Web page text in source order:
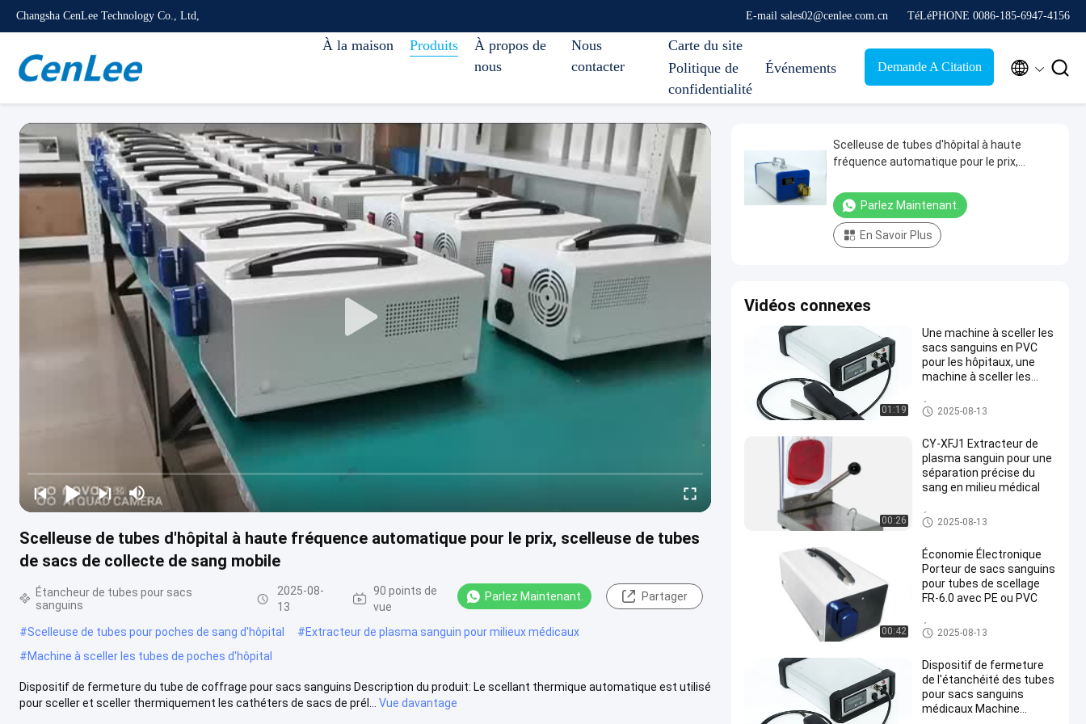
Changsha CenLee Technology Co., Ltd, E-mail sales02@cenlee.com.cn TéLéPHONE 0086-185-6947-4156
À la maison Produits
À propos de
nous
Nous
contacter
Carte du site
Politique de
confidentialité
Événements Demande A Citation  
Scelleuse de tubes d'hôpital à haute fréquence automatique pour le prix, scelleuse de tubes
de sacs de collecte de sang mobile
Étancheur de tubes pour sacs
sanguins
2025-08-
13
90 points de
vue
Parlez Maintenant. Partager
#Scelleuse de tubes pour poches de sang d'hôpital #Extracteur de plasma sanguin pour milieux médicaux
#Machine à sceller les tubes de poches d'hôpital
Dispositif de fermeture du tube de coffrage pour sacs sanguins Description du produit: Le scellant thermique automatique est utilisé
pour sceller et sceller thermiquement les cathéters de sacs de prél...
Vue davantage
Scelleuse de tubes d'hôpital à haute
fréquence automatique pour le prix,
sang mobile
Parlez Maintenant.
En Savoir Plus
Vidéos connexes
01:19
Une machine à sceller les
sacs sanguins en PVC
pour les hôpitaux, une
machine à sceller les
banques de sang
Étancheur de tubes pour sacs
sanguins
2025-08-13
00:26
CY-XFJ1 Extracteur de
plasma sanguin pour une
séparation précise du
sang en milieu médical
Étancheur de tubes pour sacs
sanguins
2025-08-13
00:42
Économie Électronique
Porteur de sacs sanguins
pour tubes de scellage
FR-6.0 avec PE ou PVC
Étancheur de tubes pour sacs
sanguins
2025-08-13
Dispositif de fermeture
de l'étanchéité des tubes
pour sacs sanguins
médicaux Machine